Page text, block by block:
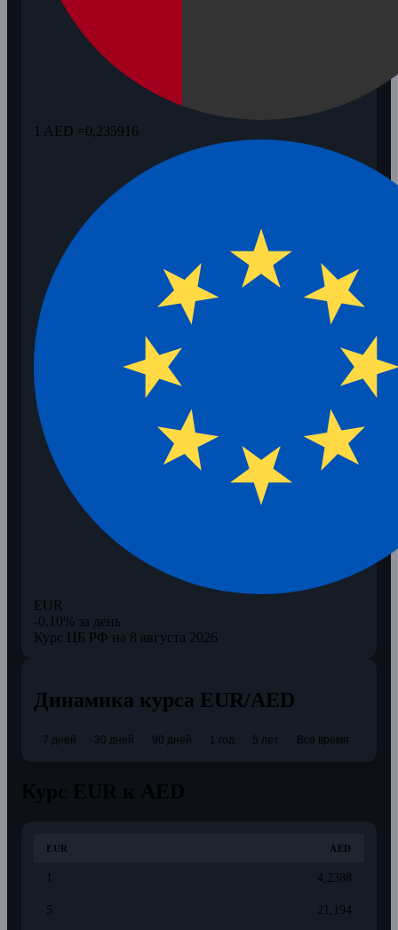
1 AED =0,235916
EUR
-0.10% за день
Курс ЦБ РФ на 8 августа 2026
Динамика курса EUR/AED
7 дней 30 дней 90 дней 1 год 5 лет Всё время
EUR AED
1 4,2388
5 21,194